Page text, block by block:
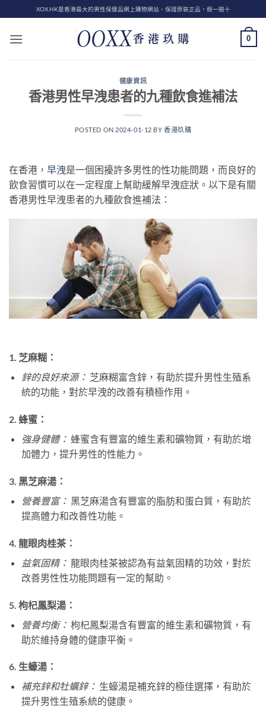
to
content
XOX.HK是香港最大的男性保健品網上購物網站、保證原裝正品，假一賠十
0
健康資訊
香港男性早洩患者的九種飲食進補法
POSTED ON 2024-01-12 BY香港玖購
在香港， 早洩是一個困擾許多男性的性功能問題，而良好的
飲食習慣可以在一定程度上幫助緩解早洩症狀。以下是有關
香港男性早洩患者的九種飲食進補法：
1. 芝麻糊：
鋅的良好來源： 芝麻糊富含鋅，有助於提升男性生殖系
統的功能，對於早洩的改善有積極作用。
2. 蜂蜜：
強身健體： 蜂蜜含有豐富的維生素和礦物質，有助於增
加體力，提升男性的性能力。
3. 黑芝麻湯：
營養豐富： 黑芝麻湯含有豐富的脂肪和蛋白質，有助於
提高體力和改善性功能。
4. 龍眼肉桂茶：
益氣固精： 龍眼肉桂茶被認為有益氣固精的功效，對於
改善男性性功能問題有一定的幫助。
5. 枸杞鳳梨湯：
營養均衡： 枸杞鳳梨湯含有豐富的維生素和礦物質，有
助於維持身體的健康平衡。
6. 生蠔湯：
補充鋅和牡蠣鋅： 生蠔湯是補充鋅的極佳選擇，有助於
提升男性生殖系統的健康。